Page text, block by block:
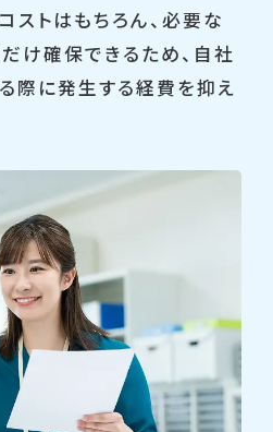
ストはもちろん、必要な
け確保できるため、自社
際に発生する経費を抑え